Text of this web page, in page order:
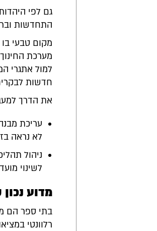
גם לפי
התחדשות
מקום טבעי
מערכת
חדשות
את הדרך
עריכת
לא נראה
ניהול
לשינוי
מדוע
בתי ספר הם
רלוונטי